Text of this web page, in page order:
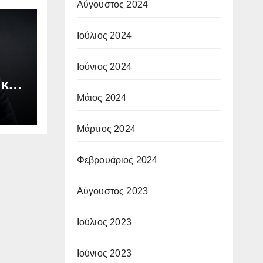
Αύγουστος 2024
Ιούλιος 2024
Ιούνιος 2024
Μάιος 2024
Μάρτιος 2024
Φεβρουάριος 2024
Αύγουστος 2023
Ιούλιος 2023
Ιούνιος 2023